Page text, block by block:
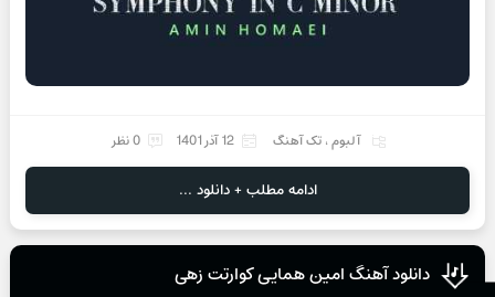
آلبوم، تک آهنگ 12 آذر 1401 0 نظر
ادامه مطلب + دانلود ...
دانلود آهنگ امین همایی کوارتت زهی